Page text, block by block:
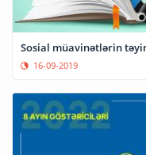
Sosial müavinətlərin
16-09-2019